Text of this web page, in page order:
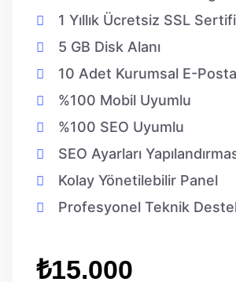
1 Yıllık Ücretsiz SSL
5 GB Disk Alanı
10 Adet Kurumsal E-Posta
%100 Mobil Uyumlu
%100 SEO Uyumlu
SEO Ayarları
Kolay Yönetilebilir Panel
Profesyonel Teknik
₺15.000